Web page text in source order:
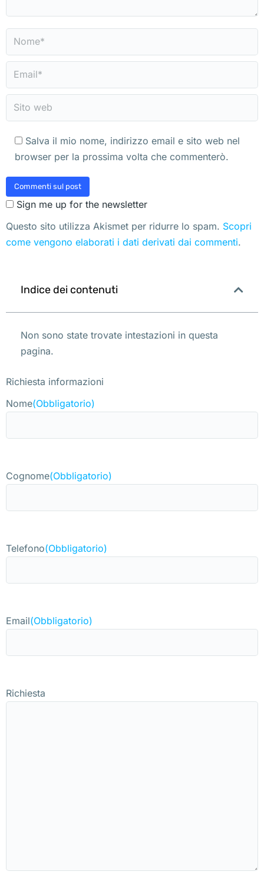
Nome *
Email *
Sito web
Salva il mio nome, indirizzo email e sito web nel
browser per la prossima volta che commenterò.
Commenti sul post
Sign me up for the newsletter
Questo sito utilizza Akismet per ridurre lo spam. Scopri
come vengono elaborati i dati derivati dai commenti.
Indice dei contenuti
Non sono state trovate intestazioni in questa
pagina.
Richiesta informazioni
Nome(Obbligatorio)
Cognome(Obbligatorio)
Telefono(Obbligatorio)
Email(Obbligatorio)
Richiesta